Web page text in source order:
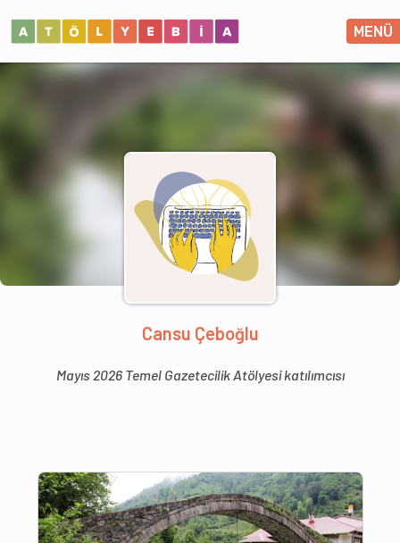
MENÜ
Cansu Çeboğlu
Mayıs 2026 Temel Gazetecilik Atölyesi katılımcısı